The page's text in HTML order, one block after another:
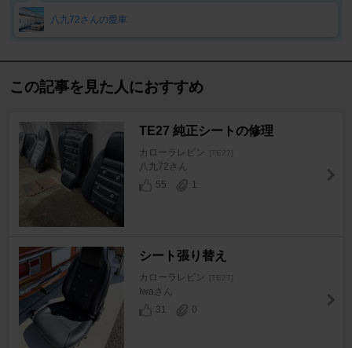
八九72さんの愛車
この記事を見た人におすすめ
TE27 純正シートの修理
カローラレビン [TE27]
八九72さん
55
1
シート張り替え
カローラレビン [TE27]
Iwaさん
31
0